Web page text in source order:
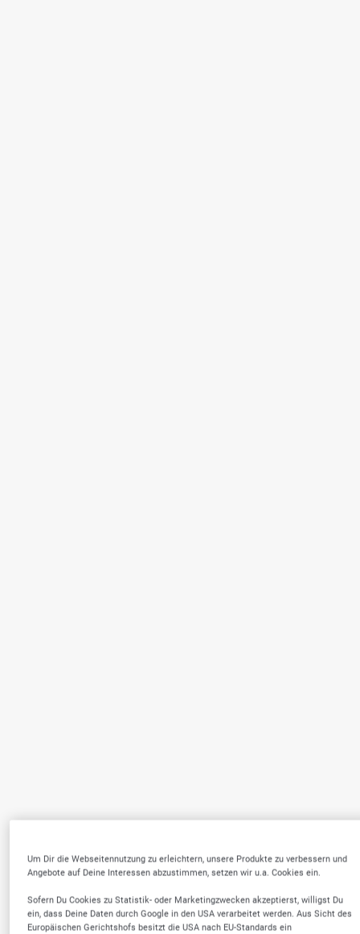
Um Dir die Webseitennutzung zu erleichtern, unsere Produkte zu verbessern und
Angebote auf Deine Interessen abzustimmen, setzen wir u.a. Cookies ein.
Sofern Du Cookies zu Statistik- oder Marketingzwecken akzeptierst, willigst Du
ein, dass Deine Daten durch Google in den USA verarbeitet werden. Aus Sicht des
Europäischen Gerichtshofs besitzt die USA nach EU-Standards ein